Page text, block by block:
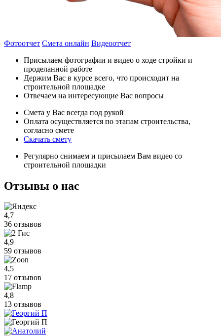
Фотоотчет Смета онлайн Видеоотчет
Присылаем фотографии и видео о ходе стройки и
проделанной работе
Держим Вас в курсе всего, что происходит на
строительной площадке
Отвечаем на интересующие Вас вопросы
Смета у Вас всегда под рукой
Оплата осуществляется по этапам строительства,
согласно смете
Скачать смету
Регулярно снимаем и присылаем Вам видео со
строительной площадки
Отзывы о нас
4,7
36 отзывов
4,9
59 отзывов
4,5
17 отзывов
4,8
13 отзывов